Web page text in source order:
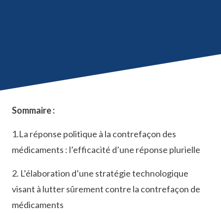
Sommaire :
1.La réponse politique à la contrefaçon des
médicaments : l’efficacité d’une réponse plurielle
2. L’élaboration d’une stratégie technologique
visant à lutter sûrement contre la contrefaçon de
médicaments